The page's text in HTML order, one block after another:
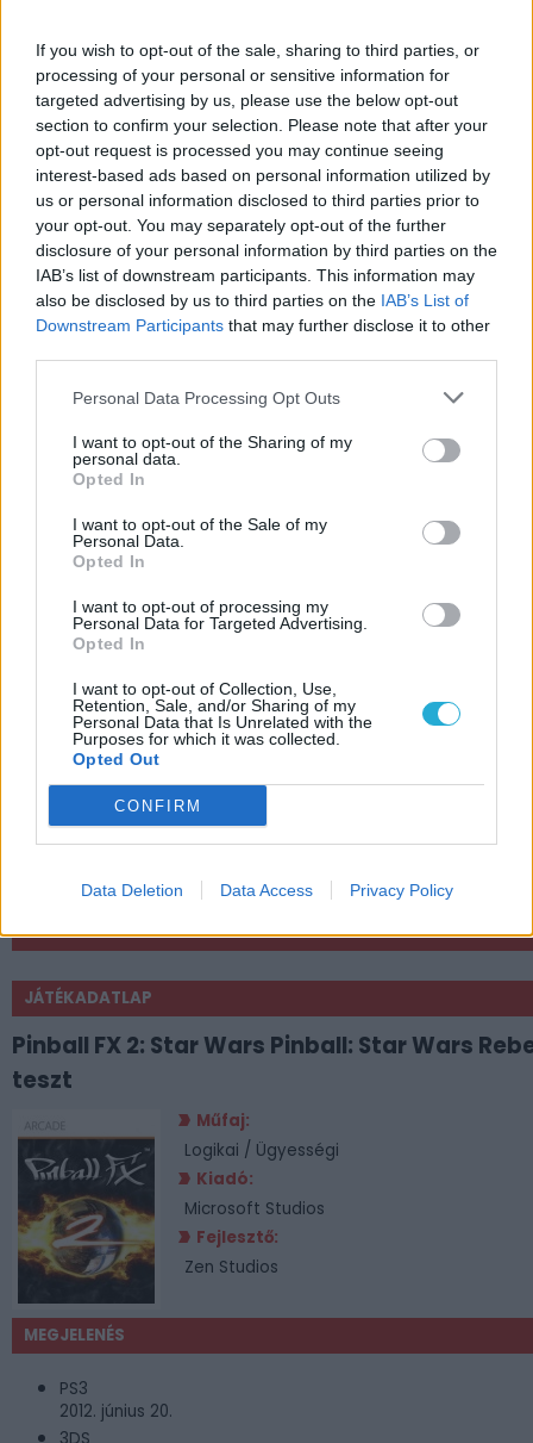
If you wish to opt-out of the sale, sharing to third parties, or
processing of your personal or sensitive information for
targeted advertising by us, please use the below opt-out
section to confirm your selection. Please note that after your
opt-out request is processed you may continue seeing
interest-based ads based on personal information utilized by
us or personal information disclosed to third parties prior to
your opt-out. You may separately opt-out of the further
disclosure of your personal information by third parties on the
IAB’s list of downstream participants. This information may
also be disclosed by us to third parties on the IAB’s List of
Downstream Participants that may further disclose it to other
Personal Data Processing Opt Outs
I want to opt-out of the Sharing of my
personal data.
Opted In
I want to opt-out of the Sale of my
Personal Data.
Opted In
I want to opt-out of processing my
Personal Data for Targeted Advertising.
Opted In
I want to opt-out of Collection, Use,
Retention, Sale, and/or Sharing of my
Personal Data that Is Unrelated with the
Purposes for which it was collected.
Opted Out
CONFIRM
Data Deletion Data Access Privacy Policy
CÍMKÉK
JÁTÉKADATLAP
Pinball FX 2: Star Wars Pinball: Star Wars
teszt
Műfaj:
Logikai / Ügyességi
Kiadó:
Microsoft Studios
Fejlesztő:
Zen Studios
MEGJELENÉS
PS3
2012. június 20.